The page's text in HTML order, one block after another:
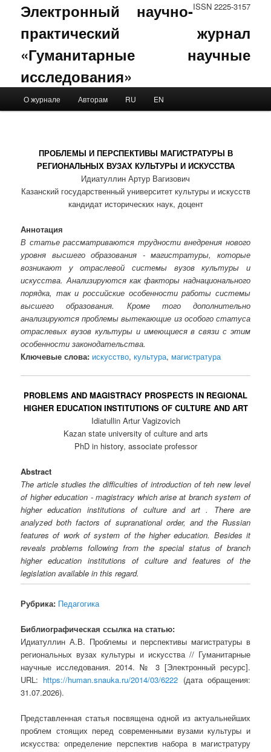
ISSN 2225-3157
Электронный научно-
практический журнал
«Гуманитарные научные
исследования»
Skip to primary content
Skip to secondary content
О журнале Авторам RU EN
ПРОБЛЕМЫ И ПЕРСПЕКТИВЫ МАГИСТРАТУРЫ В
РЕГИОНАЛЬНЫХ ВУЗАХ КУЛЬТУРЫ И ИСКУССТВА
Идиатуллин Артур Вагизович
Казанский государственный университет культуры и искусств
кандидат исторических наук, доцент
Аннотация
В статье рассматриваются трудности внедрения нового
уровня высшего образования - магистратуры, которые
возникают у отраслевой системы вузов культуры и
искусства. Анализируются как факторы наднационального
порядка, так и российские особенности работы системы
высшего образования. Кроме того дополнительно
анализируются проблемы вытекающие из особого статуса
отраслевых вузов культуры и имеющиеся в связи с этим
особенности законодательства.
Ключевые слова: искусство,культура, магистратура
PROBLEMS AND MAGISTRACY PROSPECTS IN REGIONAL
HIGHER EDUCATION INSTITUTIONS OF CULTURE AND ART
Idiatullin Artur Vagizovich
Kazan state university of culture and arts
PhD in history, associate professor
Abstract
The article studies the difficulties of introduction of teh new level
of higher education - magistracy which arise at branch system of
higher education institutions of culture and art . There are
analyzed both factors of supranational order, and the Russian
features of work of system of the higher education. Besides it
reveals problems following from the special status of branch
higher education institutions of culture and features of the
legislation available in this regard.
Рубрика: Педагогика
Библиографическая ссылка на статью:
Идиатуллин А.В. Проблемы и перспективы магистратуры в
региональных вузах культуры и искусства // Гуманитарные
научные исследования. 2014. № 3 [Электронный ресурс].
URL: https://human.snauka.ru/2014/03/6222 (дата обращения:
31.07.2026).
Представленная статья посвящена одной из актуальнейших
проблем стоящих перед современными вузами культуры и
искусства: определение перспектив набора в магистратуру